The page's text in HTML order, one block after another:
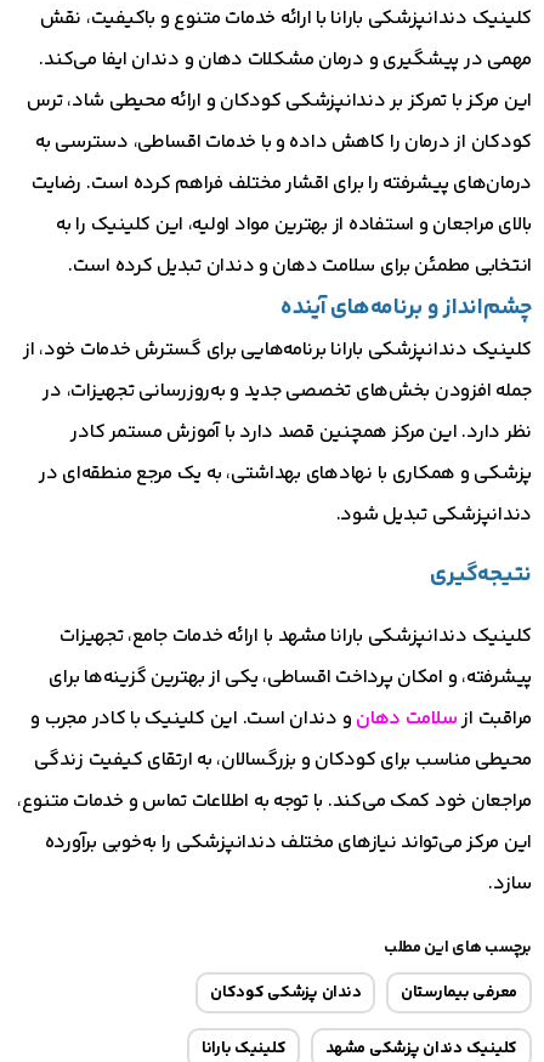
کلینیک دندانپزشکی بارانا با ارائه خدمات متنوع و باکیفیت، نقش
مهمی در پیشگیری و درمان مشکلات دهان و دندان ایفا می‌کند.
این مرکز با تمرکز بر دندانپزشکی کودکان و ارائه محیطی شاد، ترس
کودکان از درمان را کاهش داده و با خدمات اقساطی، دسترسی به
درمان‌های پیشرفته را برای اقشار مختلف فراهم کرده است. رضایت
بالای مراجعان و استفاده از بهترین مواد اولیه، این کلینیک را به
انتخابی مطمئن برای سلامت دهان و دندان تبدیل کرده است.
چشم‌انداز و برنامه‌های آینده
کلینیک دندانپزشکی بارانا برنامه‌هایی برای گسترش خدمات خود، از
جمله افزودن بخش‌های تخصصی جدید و به‌روزرسانی تجهیزات، در
نظر دارد. این مرکز همچنین قصد دارد با آموزش مستمر کادر
پزشکی و همکاری با نهادهای بهداشتی، به یک مرجع منطقه‌ای در
دندانپزشکی تبدیل شود.
نتیجه‌گیری
کلینیک دندانپزشکی بارانا مشهد با ارائه خدمات جامع، تجهیزات
پیشرفته، و امکان پرداخت اقساطی، یکی از بهترین گزینه‌ها برای
مراقبت ازسلامت دهان و دندان است. این کلینیک با کادر مجرب و
محیطی مناسب برای کودکان و بزرگسالان، به ارتقای کیفیت زندگی
مراجعان خود کمک می‌کند. با توجه به اطلاعات تماس و خدمات متنوع،
این مرکز می‌تواند نیازهای مختلف دندانپزشکی را به‌خوبی برآورده
سازد.
برچسب های این مطلب
معرفی بیمارستان
دندان پزشکی کودکان
کلینیک دندان پزشکی مشهد کلینیک بارانا